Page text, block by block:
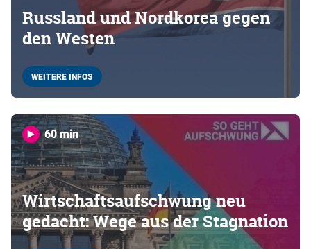
Russland und Nordkorea gegen
den Westen
WEITERE INFOS
60 min
Wirtschaftsaufschwung neu
gedacht: Wege aus der Stagnation